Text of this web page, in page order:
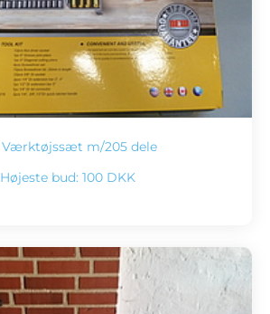
Værktøjssæt m/205 dele
Højeste bud: 100 DKK